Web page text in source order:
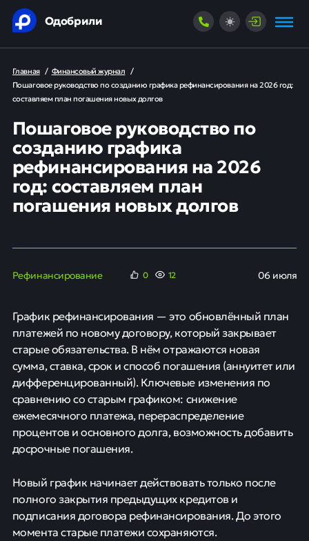
Одобрили
Главная / Финансовый журнал /
Пошаговое руководство по созданию графика рефинансирования на 2026 год:
составляем план погашения новых долгов
Пошаговое руководство по
созданию графика
рефинансирования на 2026
год: составляем план
погашения новых долгов
Рефинансирование 0 12 06 июля
График рефинансирования — это обновлённый план
платежей по новому договору, который закрывает
старые обязательства. В нём отражаются новая
сумма, ставка, срок и способ погашения (аннуитет или
дифференцированный). Ключевые изменения по
сравнению со старым графиком: снижение
ежемесячного платежа, перераспределение
процентов и основного долга, возможность добавить
досрочные погашения.
Новый график начинает действовать только после
полного закрытия предыдущих кредитов и
подписания договора рефинансирования. До этого
момента старые платежи сохраняются.